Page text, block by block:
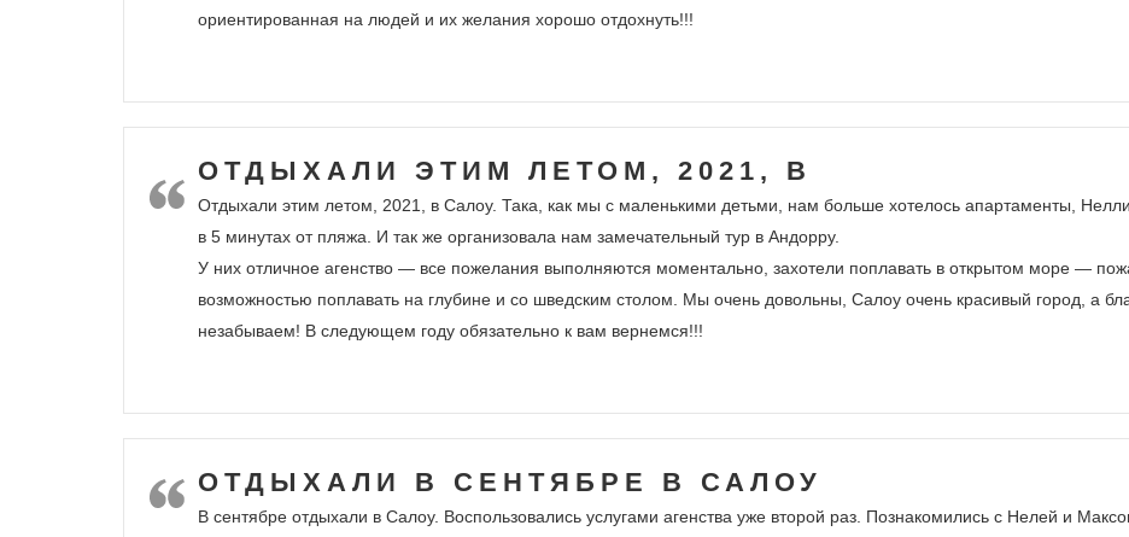
ориентированная на людей и их желания хорошо отдохнуть!!!
ОТДЫХАЛИ ЭТИМ ЛЕТОМ, 2021, В
Отдыхали этим летом, 2021, в Салоу. Така, как мы с маленькими детьми, нам больше хотелось апартаменты,
в 5 минутах от пляжа. И так же организовала нам замечательный тур в Андорру.
У них отличное агенство — все пожелания выполняются моментально, захотели поплавать в открытом море —
возможностью поплавать на глубине и со шведским столом. Мы очень довольны, Салоу очень красивый город, а
незабываем! В следующем году обязательно к вам вернемся!!!
ОТДЫХАЛИ В СЕНТЯБРЕ В САЛОУ
В сентябре отдыхали в Салоу. Воспользовались услугами агенства уже второй раз. Познакомились с Нелей и